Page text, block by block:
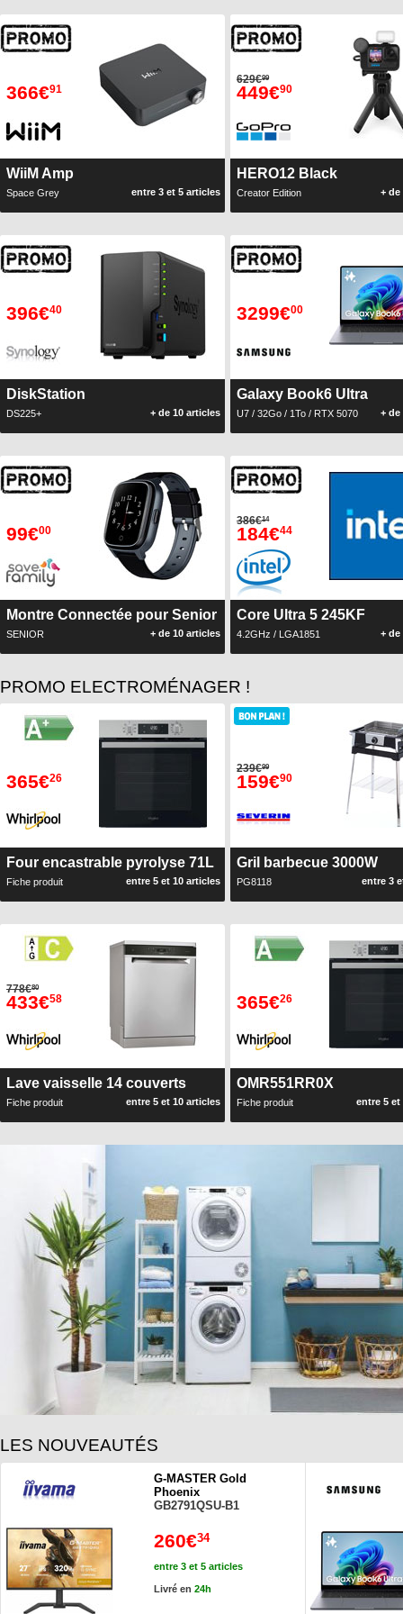
366€91
WiiM Amp
Space Grey entre 3 et 5 articles
629€99
449€90
HERO12 Black
Creator Edition + de
396€40
DiskStation
DS225+ + de 10 articles
3299€00
Galaxy Book6 Ultra
U7 / 32Go / 1To / RTX 5070 + de
99€00
Montre Connectée pour Senior
SENIOR + de 10 articles
386€14
184€44
Core Ultra 5 245KF
4.2GHz / LGA1851 + de
PROMO ELECTROMÉNAGER !
365€26
Four encastrable pyrolyse 71L
Fiche produit entre 5 et 10 articles
239€99
159€90
Gril barbecue 3000W
PG8118 entre 3
778€80
433€58
Lave vaisselle 14 couverts
Fiche produit entre 5 et 10 articles
365€26
OMR551RR0X
Fiche produit entre 5 et
LES NOUVEAUTÉS
260€34
entre 3 et 5 articles
Livré en 24h
G-MASTER Gold
Phoenix
GB2791QSU-B1